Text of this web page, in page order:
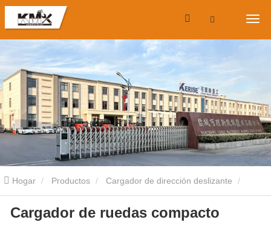
Hogar Productos Cargador de dirección deslizante
Cargadora compacta con ruedas Cargador de ruedas compacto
Cargador de ruedas compacto